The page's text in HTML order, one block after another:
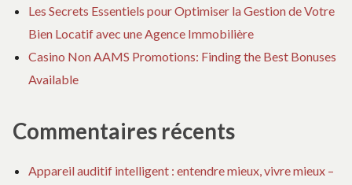
Les Secrets Essentiels pour Optimiser la Gestion de Votre
Bien Locatif avec une Agence Immobilière
Casino Non AAMS Promotions: Finding the Best Bonuses
Available
Commentaires récents
Appareil auditif intelligent : entendre mieux, vivre mieux –